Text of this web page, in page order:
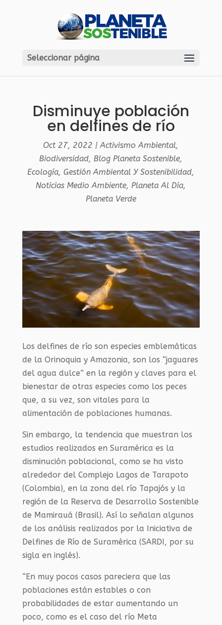
Seleccionar página
Disminuye población
en delfines de río
Oct 27, 2022 |Activismo Ambiental,
Biodiversidad,Blog Planeta Sostenible,
Ecología,Gestión Ambiental Y Sostenibilidad,
Noticias Medio Ambiente,Planeta Al Día,
Planeta Verde
Los delfines de río son especies emblemáticas
de la Orinoquia y Amazonia, son los “jaguares
del agua dulce” en la región y claves para el
bienestar de otras especies como los peces
que, a su vez, son vitales para la
alimentación de poblaciones humanas.
Sin embargo, la tendencia que muestran los
estudios realizados en Suramérica es la
disminución poblacional, como se ha visto
alrededor del Complejo Lagos de Tarapoto
(Colombia), en la zona del río Tapajós y la
región de la Reserva de Desarrollo Sostenible
de Mamirauá (Brasil). Así lo señalan algunos
de los análisis realizados por la Iniciativa de
Delfines de Río de Suramérica (SARDI, por su
sigla en inglés).
“En muy pocos casos pareciera que las
poblaciones están estables o con
probabilidades de estar aumentando un
poco, como es el caso del río Meta